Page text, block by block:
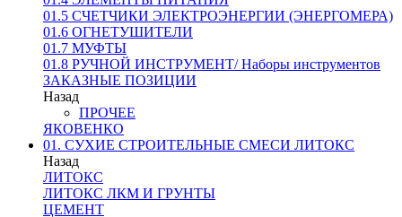
01.5 СЧЕТЧИКИ ЭЛЕКТРОЭНЕРГИИ (ЭНЕРГОМЕРА)
01.6 ОГНЕТУШИТЕЛИ
01.7 МУФТЫ
01.8 РУЧНОЙ ИНСТРУМЕНТ/ Наборы инструментов
ЗАКАЗНЫЕ ПОЗИЦИИ
Назад
ПРОЧЕЕ
ЯКОВЕНКО
01. СУХИЕ СТРОИТЕЛЬНЫЕ СМЕСИ ЛИТОКС
Назад
ЛИТОКС
ЛИТОКС ЛКМ И ГРУНТЫ
ЦЕМЕНТ